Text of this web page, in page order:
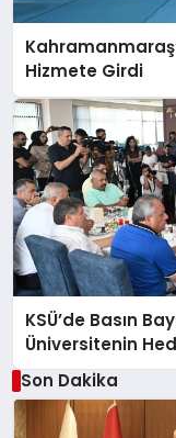
Hizmete Girdi
KSÜ’de Basın
Üniversitenin
Son Dakika